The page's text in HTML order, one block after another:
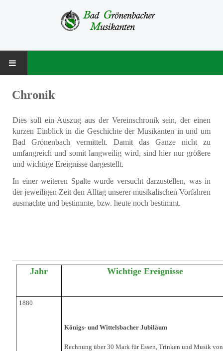
Über uns
Besetzung
Chronik
GÖNNER
Chronik
Dies soll ein Auszug aus der Vereinschronik sein, der einen
kurzen Einblick in die Geschichte der Musikanten in und um
Bad Grönenbach vermittelt. Damit das Ganze nicht zu
umfangreich und somit langweilig wird, sind hier nur größere
und wichtige Ereignisse dargestellt.
In einer weiteren Spalte wurde versucht darzustellen, was in
der jeweiligen Zeit den Alltag unserer musikalischen Vorfahren
ausmachte und bestimmte, bzw. heute noch bestimmt.
Jahr Wichtige Ereignisse
1880
Königs- und Wittelsbacher Jubiläum
Rechnung über 30 Mark für Essen, Trinken und Musik von